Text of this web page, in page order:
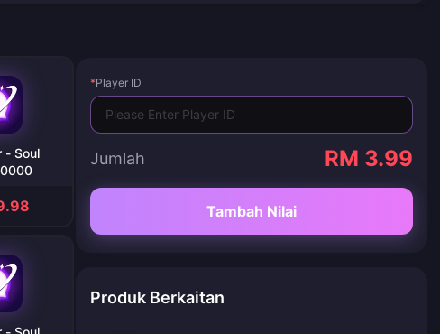
- Soul
*Player ID
Jumlah RM 3.99
Tambah Nilai
Produk Berkaitan